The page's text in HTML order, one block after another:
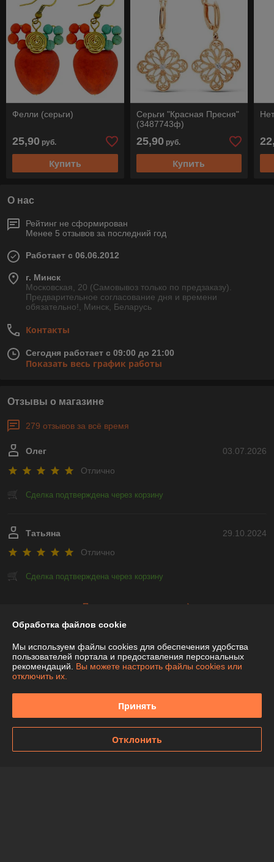
Фелли (серьги)
25,90 руб.
Купить
Серьги "Красная Пресня"
(3487743ф)
25,90 руб.
Купить
О нас
Рейтинг не сформирован
Менее 5 отзывов за последний год
Работает с 06.06.2012
г. Минск
Московская, 20 (Самовывоз только по предзаказу).
Предварительное согласование дня и времени
обязательно!, Минск, Беларусь
Контакты
Сегодня работает с 09:00 до 21:00
Показать весь график работы
Отзывы о магазине
279 отзывов за всё время
03.07.2026
Олег
Отлично
Сделка подтверждена через корзину
29.10.2024
Татьяна
Отлично
Сделка подтверждена через корзину
Показать все отзывы
О нас
Контакты
Обработка файлов cookie
Мы используем файлы cookies для обеспечения удобства
пользователей портала и предоставления персональных
рекомендаций. Вы можете настроить файлы cookies или
отключить их.
Принять
Отклонить